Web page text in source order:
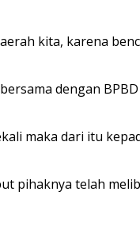
kita, karena
dengan
maka dari itu
pihaknya telah